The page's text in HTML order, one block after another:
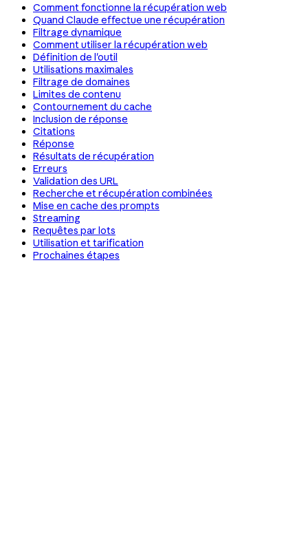
Comment fonctionne la récupération web
Quand Claude effectue une récupération
Filtrage dynamique
Comment utiliser la récupération web
Définition de l'outil
Utilisations maximales
Filtrage de domaines
Limites de contenu
Contournement du cache
Inclusion de réponse
Citations
Réponse
Résultats de récupération
Erreurs
Validation des URL
Recherche et récupération combinées
Mise en cache des prompts
Streaming
Requêtes par lots
Utilisation et tarification
Prochaines étapes